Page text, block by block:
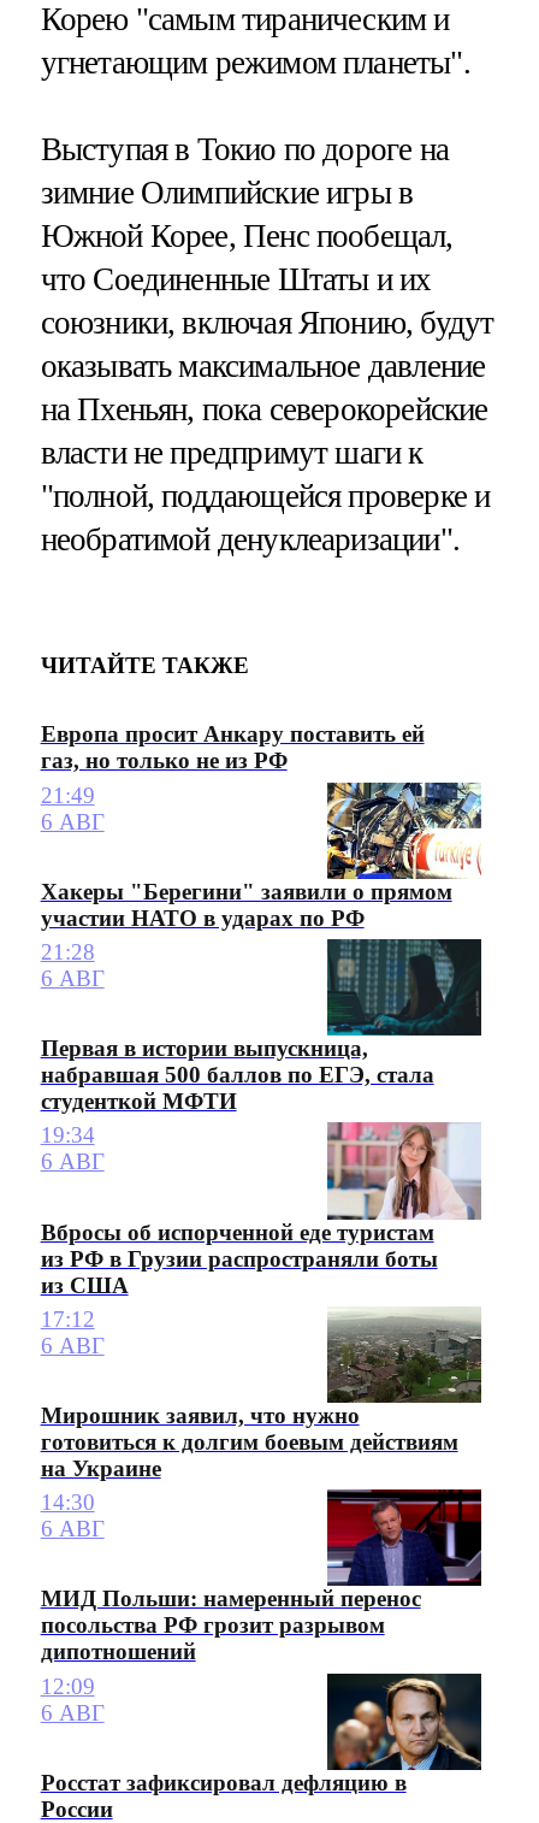
Корею "самым тираническим и
угнетающим режимом планеты".
Выступая в Токио по дороге на
зимние Олимпийские игры в
Южной Корее, Пенс пообещал,
что Соединенные Штаты и их
союзники, включая Японию, будут
оказывать максимальное давление
на Пхеньян, пока северокорейские
власти не предпримут шаги к
"полной, поддающейся проверке и
необратимой денуклеаризации".
ЧИТАЙТЕ ТАКЖЕ
Европа просит Анкару поставить ей
газ, но только не из РФ
21:49
6 АВГ
Хакеры "Берегини" заявили о прямом
участии НАТО в ударах по РФ
21:28
6 АВГ
Первая в истории выпускница,
набравшая 500 баллов по ЕГЭ, стала
студенткой МФТИ
19:34
6 АВГ
Вбросы об испорченной еде туристам
из РФ в Грузии распространяли боты
из США
17:12
6 АВГ
Мирошник заявил, что нужно
готовиться к долгим боевым действиям
на Украине
14:30
6 АВГ
МИД Польши: намеренный перенос
посольства РФ грозит разрывом
дипотношений
12:09
6 АВГ
Росстат зафиксировал дефляцию в
России